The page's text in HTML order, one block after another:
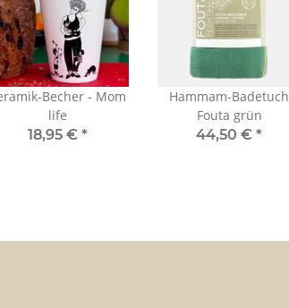
Becher - Mom
life
18,95 € *
Hammam-Badetuch
Fouta grün
44,50 € *